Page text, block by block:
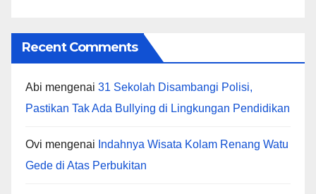
Recent Comments
Abi mengenai 31 Sekolah Disambangi Polisi,
Pastikan Tak Ada Bullying di Lingkungan Pendidikan
Ovi mengenai Indahnya Wisata Kolam Renang Watu
Gede di Atas Perbukitan